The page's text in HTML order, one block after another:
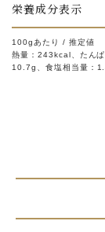
栄養成分表示
100gあたり / 推定値
熱量：243kcal、たん
10.7g、食塩相当量：